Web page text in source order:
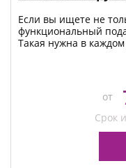
Если вы ищете не
функциональный
Такая нужна в
от
Срок